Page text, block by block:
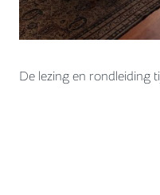
De lezing en rondleiding